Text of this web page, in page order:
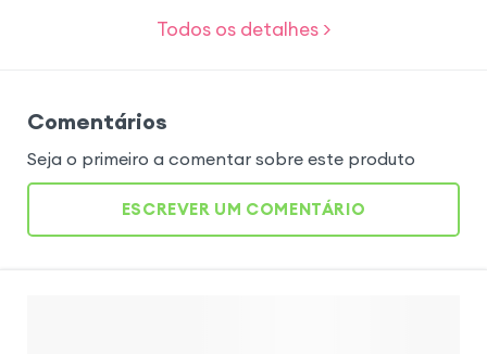
Todos os detalhes >
Comentários
Seja o primeiro a comentar sobre este produto
ESCREVER UM COMENTÁRIO